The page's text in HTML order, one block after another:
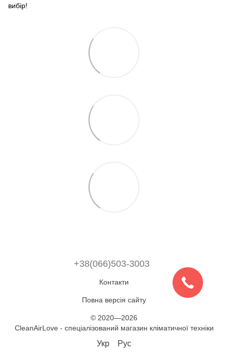
вибір!
+38(066)503-3003
Контакти
Повна версія сайту
© 2020—2026
CleanAirLove - спеціалізований магазин кліматичної техніки
Укр Рус